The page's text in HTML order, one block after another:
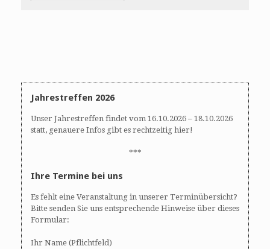
Jahrestreffen 2026
Unser Jahrestreffen findet vom 16.10.2026 – 18.10.2026
statt, genauere Infos gibt es rechtzeitig hier!
***
Ihre Termine bei uns
Es fehlt eine Veranstaltung in unserer Terminübersicht?
Bitte senden Sie uns entsprechende Hinweise über dieses
Formular:
Ihr Name (Pflichtfeld)